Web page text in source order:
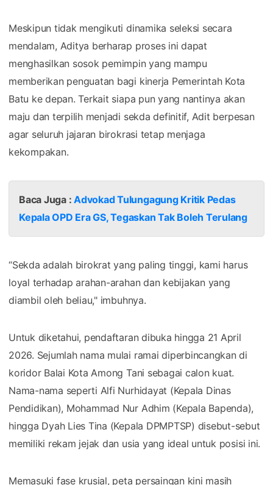
Meskipun tidak mengikuti dinamika seleksi secara
mendalam, Aditya berharap proses ini dapat
menghasilkan sosok pemimpin yang mampu
memberikan penguatan bagi kinerja Pemerintah Kota
Batu ke depan. Terkait siapa pun yang nantinya akan
maju dan terpilih menjadi sekda definitif, Adit berpesan
agar seluruh jajaran birokrasi tetap menjaga
kekompakan.
Baca Juga :Advokad Tulungagung Kritik Pedas
Kepala OPD Era GS, Tegaskan Tak Boleh Terulang
“Sekda adalah birokrat yang paling tinggi, kami harus
loyal terhadap arahan-arahan dan kebijakan yang
diambil oleh beliau," imbuhnya.
Untuk diketahui, pendaftaran dibuka hingga 21 April
2026. Sejumlah nama mulai ramai diperbincangkan di
koridor Balai Kota Among Tani sebagai calon kuat.
Nama-nama seperti Alfi Nurhidayat (Kepala Dinas
Pendidikan), Mohammad Nur Adhim (Kepala Bapenda),
hingga Dyah Lies Tina (Kepala DPMPTSP) disebut-sebut
memiliki rekam jejak dan usia yang ideal untuk posisi ini.
Memasuki fase krusial, peta persaingan kini masih